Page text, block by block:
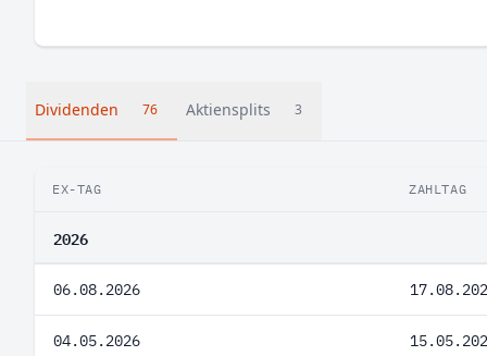
Dividenden 76 Aktiensplits 3
EX-TAG ZAHLTAG
2026
06.08.2026
04.05.2026